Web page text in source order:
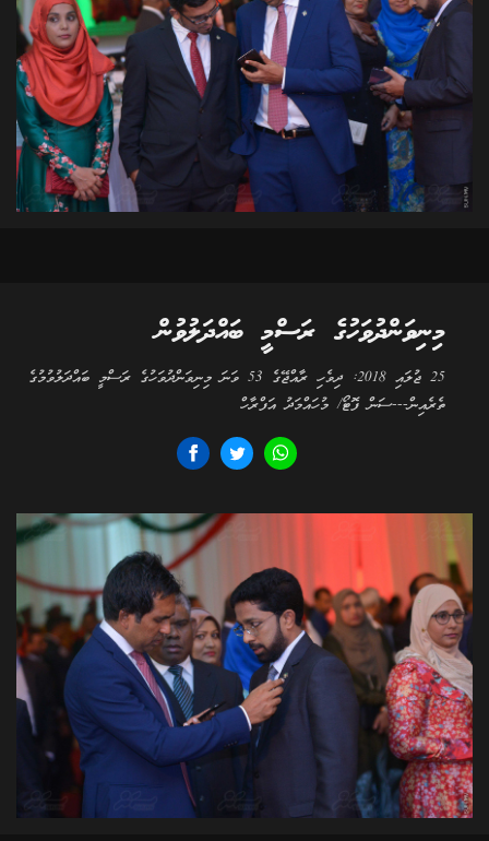
މިނިވަންދުވަހުގެ ރަސްމީ ބައްދަލުވުން
25 ޖުލައި 2018: ދިވެހި ރާއްޖޭގެ 53 ވަނަ މިނިވަންދުވަހުގެ ރަސްމީ ބައްދަލުވުމުގެ
ތެރެއިން---ސަން ފޮޓޯ/ މުހައްމަދު އަފްރާހް